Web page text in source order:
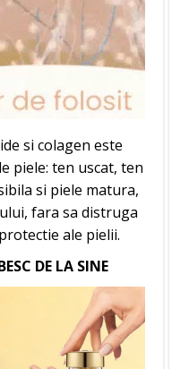
si colagen este
piele: ten uscat, ten
si piele matura,
fara sa distruga
ale pielii.
DE LA SINE